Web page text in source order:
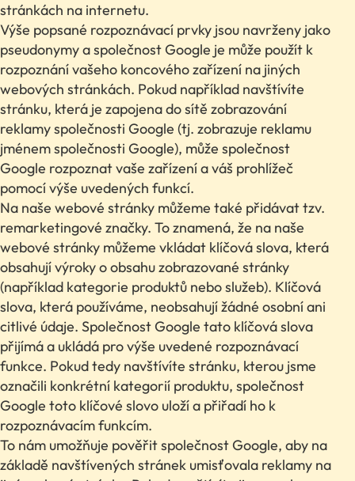
stránkách na internetu.
Výše popsané rozpoznávací prvky jsou navrženy jako
pseudonymy a společnost Google je může použít k
rozpoznání vašeho koncového zařízení na jiných
webových stránkách. Pokud například navštívíte
stránku, která je zapojena do sítě zobrazování
reklamy společnosti Google (tj. zobrazuje reklamu
jménem společnosti Google), může společnost
Google rozpoznat vaše zařízení a váš prohlížeč
pomocí výše uvedených funkcí.
Na naše webové stránky můžeme také přidávat tzv.
remarketingové značky. To znamená, že na naše
webové stránky můžeme vkládat klíčová slova, která
obsahují výroky o obsahu zobrazované stránky
(například kategorie produktů nebo služeb). Klíčová
slova, která používáme, neobsahují žádné osobní ani
citlivé údaje. Společnost Google tato klíčová slova
přijímá a ukládá pro výše uvedené rozpoznávací
funkce. Pokud tedy navštívíte stránku, kterou jsme
označili konkrétní kategorií produktu, společnost
Google toto klíčové slovo uloží a přiřadí ho k
rozpoznávacím funkcím.
To nám umožňuje pověřit společnost Google, aby na
základě navštívených stránek umisťovala reklamy na